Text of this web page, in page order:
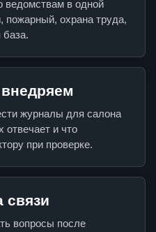
ведомствам в одной
пожарный, охрана труда,
база.
журналы для салона
отвечает и что
при проверке.
связи
вопросы после